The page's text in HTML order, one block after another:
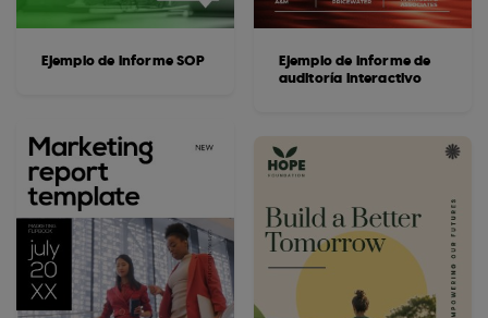
Ejemplo de informe SOP
Ejemplo de informe de
auditoría interactivo